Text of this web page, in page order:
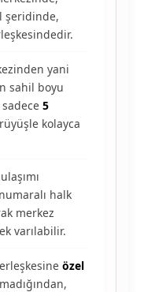
şeridinde,
yani
sahil boyu
5
kolayca
numaralı halk
merkez
varılabilir.
özel